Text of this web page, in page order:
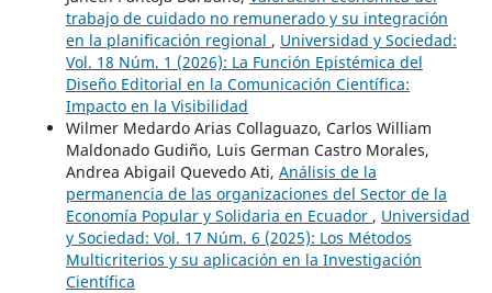
trabajo de cuidado no remunerado y su integración
en la planificación regional , Universidad y Sociedad:
Vol. 18 Núm. 1 (2026): La Función Epistémica del
Diseño Editorial en la Comunicación Científica:
Impacto en la Visibilidad
Wilmer Medardo Arias Collaguazo, Carlos William
Maldonado Gudiño, Luis German Castro Morales,
Andrea Abigail Quevedo Ati, Análisis de la
permanencia de las organizaciones del Sector de la
Economía Popular y Solidaria en Ecuador , Universidad
y Sociedad: Vol. 17 Núm. 6 (2025): Los Métodos
Multicriterios y su aplicación en la Investigación
Científica